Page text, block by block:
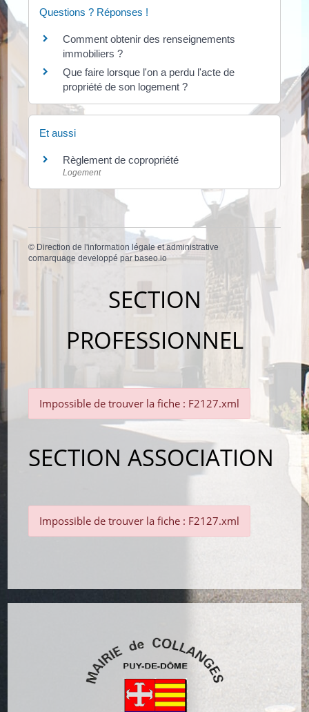
Questions ? Réponses !
Comment obtenir des renseignements
immobiliers ?
Que faire lorsque l'on a perdu l'acte de
propriété de son logement ?
Et aussi
Règlement de copropriété
Logement
© Direction de l'information légale et administrative
comarquage developpé parbaseo.io
SECTION
PROFESSIONNEL
Impossible de trouver la fiche : F2127.xml
SECTION ASSOCIATION
Impossible de trouver la fiche : F2127.xml